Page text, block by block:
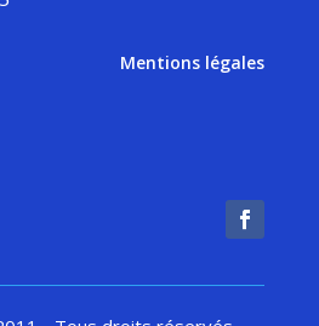
Mentions légales